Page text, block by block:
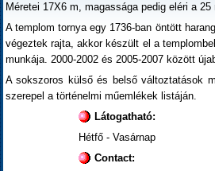
Méretei 17X6 m, magassága pedig eléri a 25
A templom tornya egy 1736-ban öntött
végeztek rajta, akkor készült el a
munkája. 2000-2002 és 2005-2007 között
A sokszoros külső és belső változtatások
szerepel a történelmi műemlékek listáján.
Látogatható:
Hétfő - Vasárnap
Contact: